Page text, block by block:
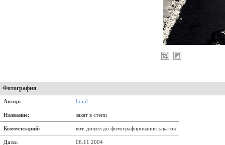
Фотография
Автор: bond
Название: закат в степи
Комментарий: вот. дошел до фотографирования закатов
Дата: 06.11.2004